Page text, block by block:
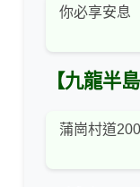
你必享安息
【九龍半
蒲崗村道